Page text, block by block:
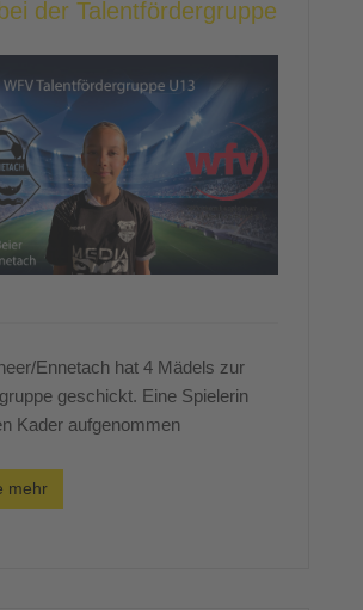
der Talentfördergruppe
Ennetach hat 4 Mädels zur
geschickt. Eine Spielerin
Kader aufgenommen
mehr